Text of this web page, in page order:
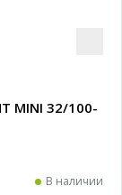
MINI 32/100-
В наличии